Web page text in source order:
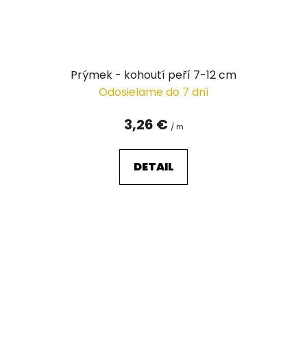
Prýmek - kohoutí peří 7-12 cm
Odosielame do 7 dní
3,26 € / m
DETAIL